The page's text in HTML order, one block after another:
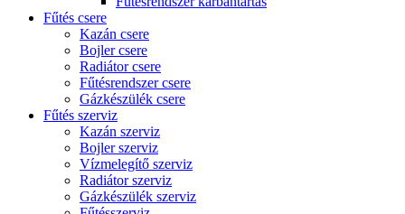
Fűtés csere
Kazán csere
Bojler csere
Radiátor csere
Fűtésrendszer csere
Gázkészülék csere
Fűtés szerviz
Kazán szerviz
Bojler szerviz
Vízmelegítő szerviz
Radiátor szerviz
Gázkészülék szerviz